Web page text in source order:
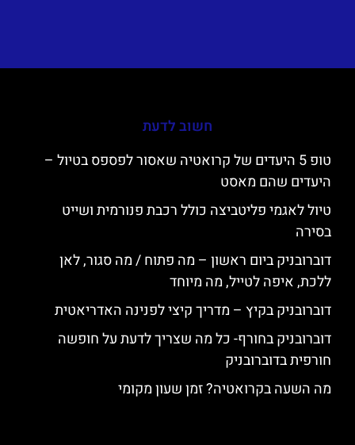
חשוב לדעת
טופ 5 היעדים של קרואטיה שאסור לפספס בטיול –
היעדים שהם מאסט
טיול לאגמי פליטביצה כולל רכבת פנורמית ושייט
בסירה
דוברובניק ביום ראשון – מה פתוח / מה סגור, לאן
ללכת, איפה לטייל, מה מיוחד
דוברובניק בקיץ – מדריך קיצי לפנינה האדריאטית
דוברובניק בחורף- כל מה שצריך לדעת על חופשה
חורפית בדוברובניק
מה השעה בקרואטיה? זמן שעון מקומי